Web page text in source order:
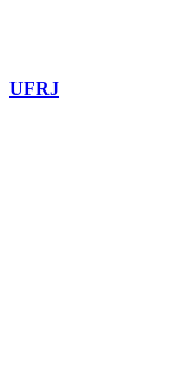
UFRJ